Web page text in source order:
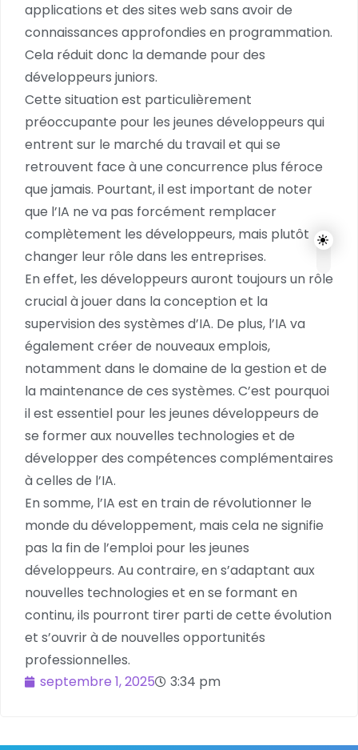
applications et des sites web sans avoir de
connaissances approfondies en programmation.
Cela réduit donc la demande pour des
développeurs juniors.
Cette situation est particulièrement
préoccupante pour les jeunes développeurs qui
entrent sur le marché du travail et qui se
retrouvent face à une concurrence plus féroce
que jamais. Pourtant, il est important de noter
que l’IA ne va pas forcément remplacer
complètement les développeurs, mais plutôt
changer leur rôle dans les entreprises.
En effet, les développeurs auront toujours un rôle
crucial à jouer dans la conception et la
supervision des systèmes d’IA. De plus, l’IA va
également créer de nouveaux emplois,
notamment dans le domaine de la gestion et de
la maintenance de ces systèmes. C’est pourquoi
il est essentiel pour les jeunes développeurs de
se former aux nouvelles technologies et de
développer des compétences complémentaires
à celles de l’IA.
En somme, l’IA est en train de révolutionner le
monde du développement, mais cela ne signifie
pas la fin de l’emploi pour les jeunes
développeurs. Au contraire, en s’adaptant aux
nouvelles technologies et en se formant en
continu, ils pourront tirer parti de cette évolution
et s’ouvrir à de nouvelles opportunités
professionnelles.
septembre 1, 2025
3:34 pm